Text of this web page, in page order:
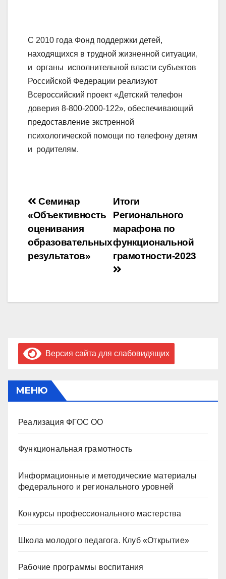
С 2010 года Фонд поддержки детей,
находящихся в трудной жизненной ситуации,
и органы исполнительной власти субъектов
Российской Федерации реализуют
Всероссийский проект «Детский телефон
доверия 8-800-2000-122», обеспечивающий
предоставление экстренной
психологической помощи по телефону детям
и родителям.
Навигация
по
записям
Итоги
Регионального
марафона по
функциональной
грамотности-2023
Семинар
«Объективность
оценивания
образовательных
результатов»
Версия сайта для слабовидящих
МЕНЮ
Реализация ФГОС ОО
Функциональная грамотность
Информационные и методические материалы
федерального и регионального уровней
Конкурсы профессионального мастерства
Школа молодого педагога. Клуб «Открытие»
Рабочие программы воспитания